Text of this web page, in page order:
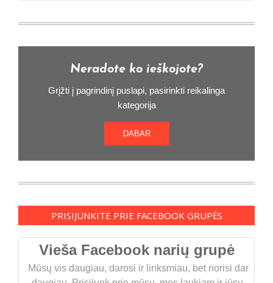
Neradote ko ieškojote?
Grįžti į pagrindinį puslapi, pasirinkti reikalinga
kategorija
DABAR
PRISIJUNKITE PRIE FACEBOOK GRUPĖS
Vieša Facebook narių grupė
Mūsų vis daugiau, darosi ir linksmiau, bet norisi dar